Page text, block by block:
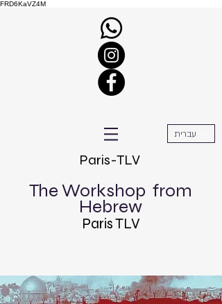
FRD6KaVZ4M
עברית
Paris-TLV
The Workshop from
Hebrew
Paris TLV